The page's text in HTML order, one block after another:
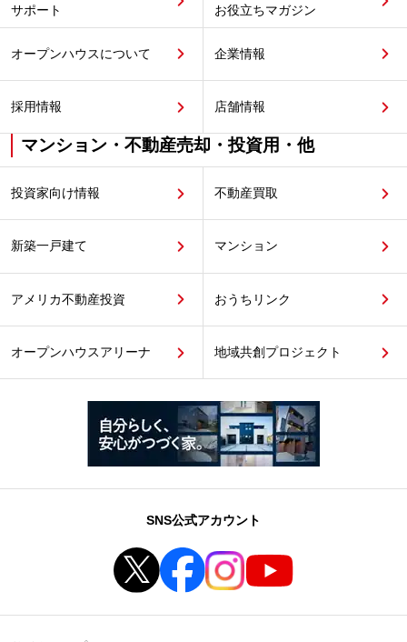
サポート
お役立ちマガジン
オープンハウスについて 企業情報
採用情報 店舗情報
マンション・不動産売却・投資用・他
投資家向け情報 不動産買取
新築一戸建て マンション
アメリカ不動産投資 おうちリンク
オープンハウスアリーナ 地域共創プロジェクト
SNS公式アカウント